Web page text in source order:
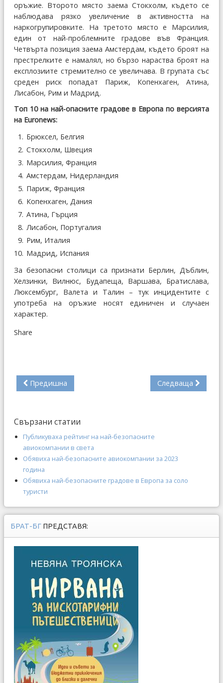
оръжие. Второто място заема Стокхолм, където се
наблюдава рязко увеличение в активността на
наркогрупировките. На третото място е Марсилия,
един от най-проблемните градове във Франция.
Четвърта позиция заема Амстердам, където броят на
престрелките е намалял, но бързо нараства броят на
експлозиите стремително се увеличава. В групата със
среден риск попадат Париж, Копенхаген, Атина,
Лисабон, Рим и Мадрид.
Топ 10 на най-опасните градове в Европа по версията
на Euronews:
Брюксел, Белгия
Стокхолм, Швеция
Марсилия, Франция
Амстердам, Нидерландия
Париж, Франция
Копенхаген, Дания
Атина, Гърция
Лисабон, Португалия
Рим, Италия
Мадрид, Испания
За безопасни столици са признати Берлин, Дъблин,
Хелзинки, Вилнюс, Будапеща, Варшава, Братислава,
Люксембург, Валета и Талин – тук инцидентите с
употреба на оръжие носят единичен и случаен
характер.
Share
Предишна Следваща
Свързани статии
Публикуваха рейтинг на най-безопасните
авиокомпании в света
Обявиха най-безопасните авиокомпании за 2023
година
Обявиха най-безопасните градове в Европа за соло
туристи
БРАТ-БГ ПРЕДСТАВЯ: